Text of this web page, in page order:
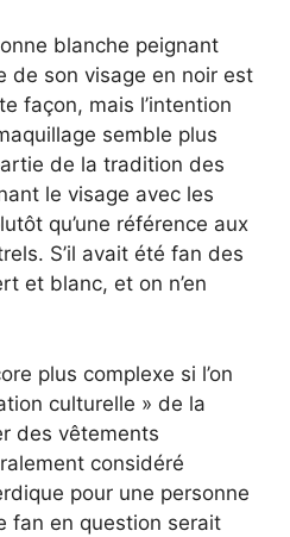
blanche peignant
de son visage en noir est
façon, mais l’intention
semble plus
de la tradition des
le visage avec les
qu’une référence aux
S’il avait été fan des
et blanc, et on n’en
plus complexe si l’on
culturelle » de la
des vêtements
considéré
pour une personne
fan en question serait